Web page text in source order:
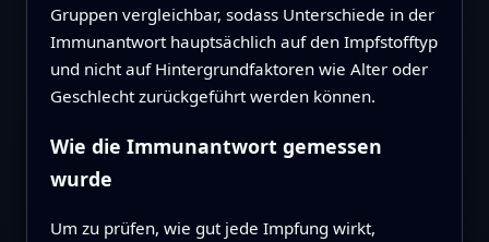
Gruppen vergleichbar, sodass Unterschiede in der
Immunantwort hauptsächlich auf den Impfstofftyp
und nicht auf Hintergrundfaktoren wie Alter oder
Geschlecht zurückgeführt werden können.
Wie die Immunantwort gemessen
wurde
Um zu prüfen, wie gut jede Impfung wirkt,